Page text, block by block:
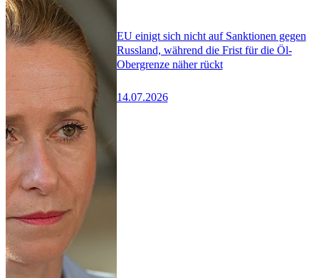
EU einigt sich nicht auf Sanktionen gegen
Russland, während die Frist für die Öl-
Obergrenze näher rückt
14.07.2026